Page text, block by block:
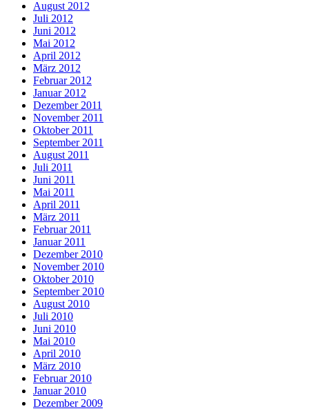
August 2012
Juli 2012
Juni 2012
Mai 2012
April 2012
März 2012
Februar 2012
Januar 2012
Dezember 2011
November 2011
Oktober 2011
September 2011
August 2011
Juli 2011
Juni 2011
Mai 2011
April 2011
März 2011
Februar 2011
Januar 2011
Dezember 2010
November 2010
Oktober 2010
September 2010
August 2010
Juli 2010
Juni 2010
Mai 2010
April 2010
März 2010
Februar 2010
Januar 2010
Dezember 2009